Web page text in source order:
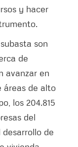
y hacer
son
de
avanzar en
áreas de alto
los 204.815
del
de